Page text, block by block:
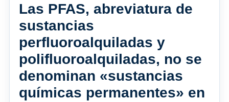
Las PFAS, abreviatura de
sustancias
perfluoroalquiladas y
polifluoroalquiladas, no se
denominan «sustancias
químicas permanentes» en